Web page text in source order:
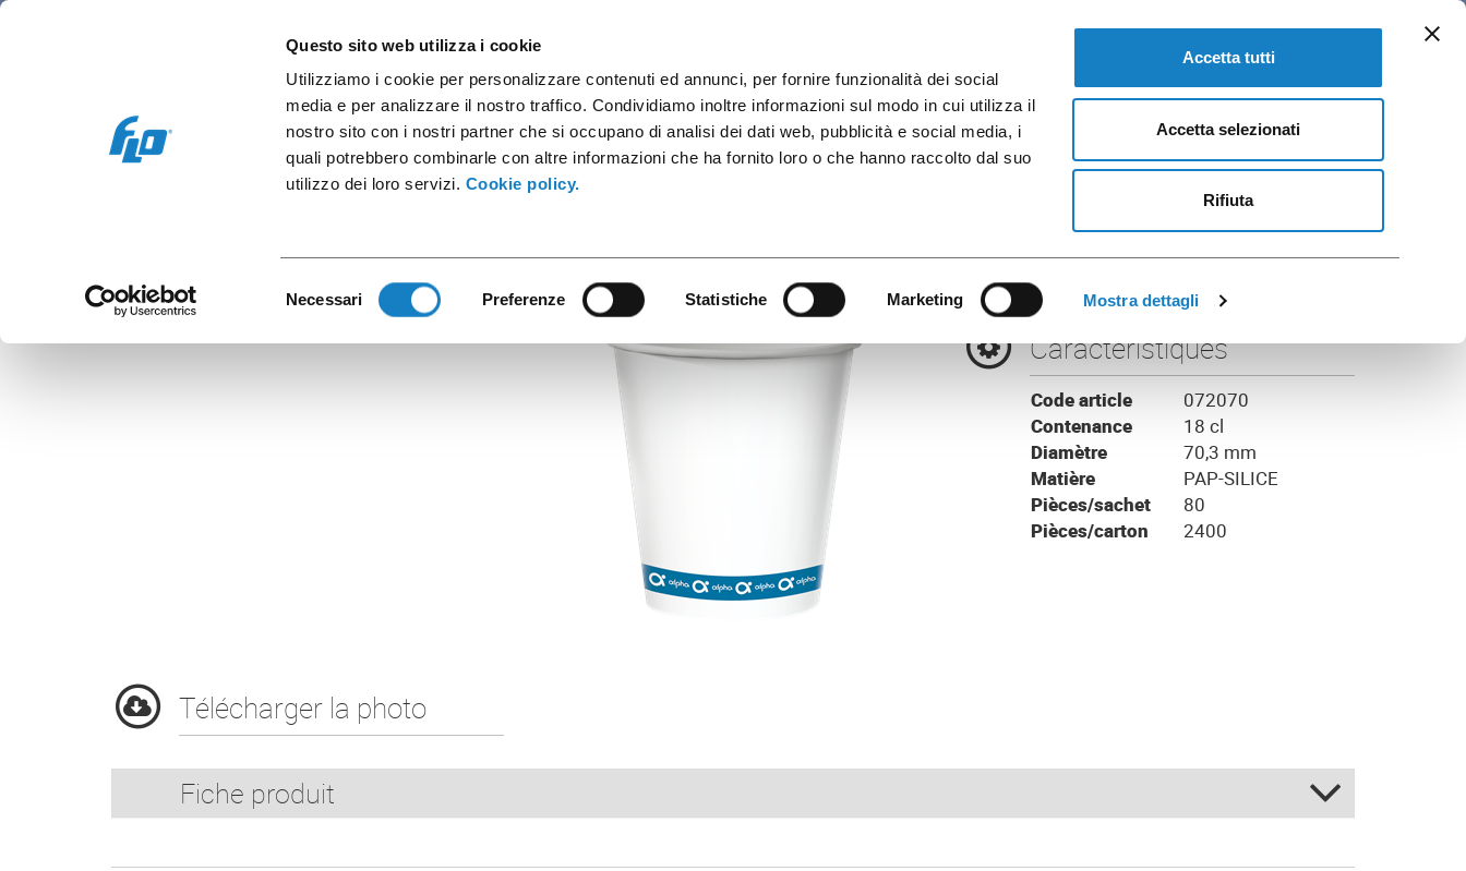
Questo sito web utilizza i cookie
Utilizziamo i cookie per personalizzare contenuti ed annunci, per fornire funzionalità dei social
media e per analizzare il nostro traffico. Condividiamo inoltre informazioni sul modo in cui utilizza il
nostro sito con i nostri partner che si occupano di analisi dei dati web, pubblicità e social media, i
quali potrebbero combinarle con altre informazioni che ha fornito loro o che hanno raccolto dal suo
utilizzo dei loro servizi. Cookie policy.
Necessari Preferenze Statistiche Marketing Mostra dettagli
Accetta tutti
Accetta selezionati
Rifiuta
Vending et bureau Capsules à café FR
Alpha
G.16-18cl/5,5oz Alpha
Caractéristiques
Code article
072070
Contenance
18 cl
Diamètre
70,3 mm
Matière
PAP-SILICE
Pièces/sachet
80
Pièces/carton
2400
Télécharger la photo
Fiche produit